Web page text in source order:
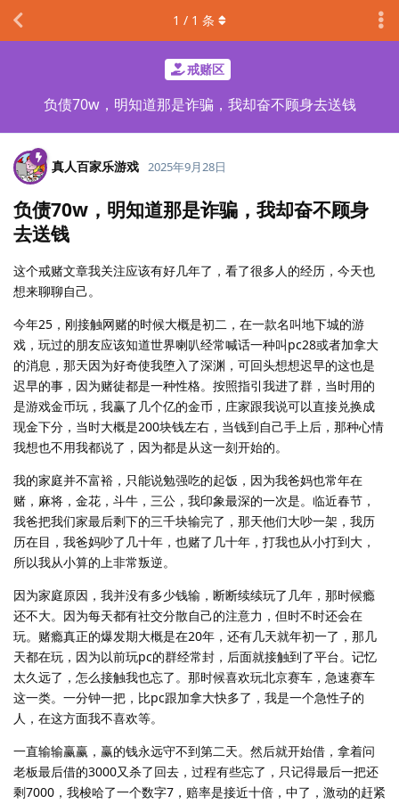
戒赌区
负债70w，明知道那是诈骗，我却奋不顾身去送钱
1 / 1 条
真人百家乐游戏 2025年9月28日
负债70w，明知道那是诈骗，我却奋不顾身
去送钱
这个戒赌文章我关注应该有好几年了，看了很多人的经历，今天也
想来聊聊自己。
今年25，刚接触网赌的时候大概是初二，在一款名叫地下城的游
戏，玩过的朋友应该知道世界喇叭经常喊话一种叫pc28或者加拿大
的消息，那天因为好奇使我堕入了深渊，可回头想想迟早的这也是
迟早的事，因为赌徒都是一种性格。按照指引我进了群，当时用的
是游戏金币玩，我赢了几个亿的金币，庄家跟我说可以直接兑换成
现金下分，当时大概是200块钱左右，当钱到自己手上后，那种心情
我想也不用我都说了，因为都是从这一刻开始的。
我的家庭并不富裕，只能说勉强吃的起饭，因为我爸妈也常年在
赌，麻将，金花，斗牛，三公，我印象最深的一次是。临近春节，
我爸把我们家最后剩下的三千块输完了，那天他们大吵一架，我历
历在目，我爸妈吵了几十年，也赌了几十年，打我也从小打到大，
所以我从小算的上非常叛逆。
因为家庭原因，我并没有多少钱输，断断续续玩了几年，那时候瘾
还不大。因为每天都有社交分散自己的注意力，但时不时还会在
玩。赌瘾真正的爆发期大概是在20年，还有几天就年初一了，那几
天都在玩，因为以前玩pc的群经常封，后面就接触到了平台。记忆
太久远了，怎么接触我也忘了。那时候喜欢玩北京赛车，急速赛车
这一类。一分钟一把，比pc跟加拿大快多了，我是一个急性子的
人，在这方面我不喜欢等。
一直输输赢赢，赢的钱永远守不到第二天。然后就开始借，拿着问
老板最后借的3000又杀了回去，过程有些忘了，只记得最后一把还
剩7000，我梭哈了一个数字7，赔率是接近十倍，中了，激动的赶紧